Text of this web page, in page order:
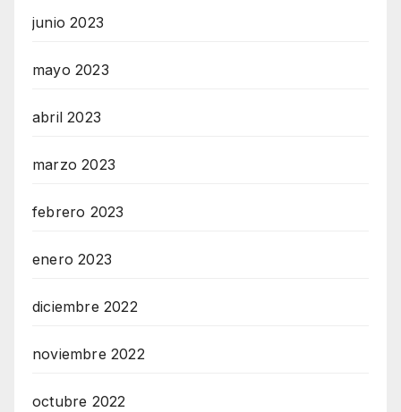
junio 2023
mayo 2023
abril 2023
marzo 2023
febrero 2023
enero 2023
diciembre 2022
noviembre 2022
octubre 2022